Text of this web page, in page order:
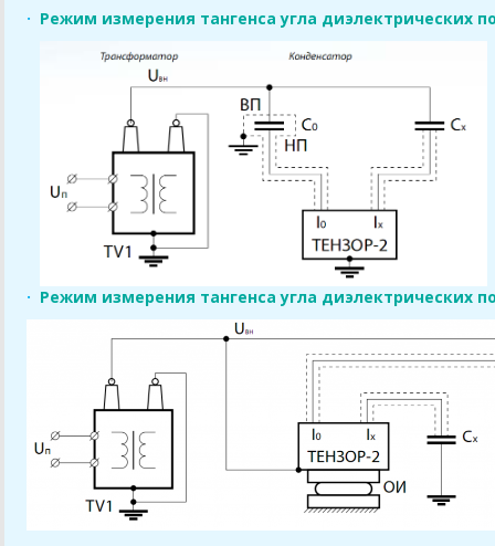
· Режим измерения тангенса угла диэлектрических
· Режим измерения тангенса угла диэлектрических